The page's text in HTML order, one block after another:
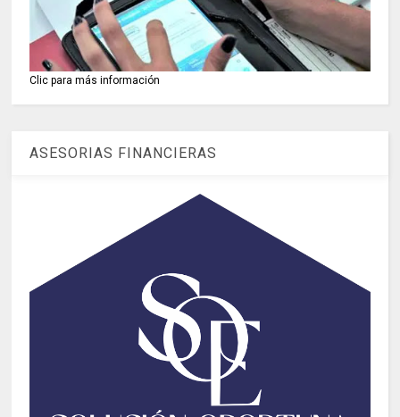
Clic para más información
ASESORIAS FINANCIERAS